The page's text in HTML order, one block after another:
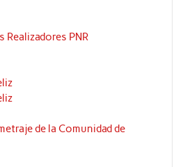
PNR
de la Comunidad de